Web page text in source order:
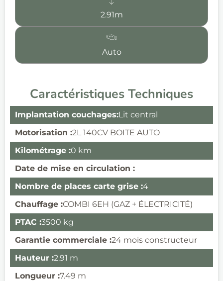
2.91m
Auto
Caractéristiques Techniques
Implantation couchages:Lit central
Motorisation :2L 140CV BOITE AUTO
Kilométrage :0 km
Date de mise en circulation :
Nombre de places carte grise :4
Chauffage :COMBI 6EH (GAZ + ÉLECTRICITÉ)
PTAC :3500 kg
Garantie commerciale :24 mois constructeur
Hauteur :2.91 m
Longueur :7.49 m